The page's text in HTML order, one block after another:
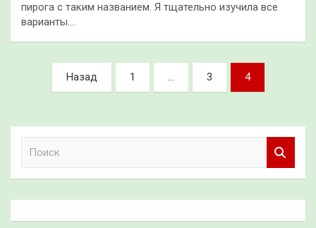
пирога с таким названием. Я тщательно изучила все
варианты.…
Пагинация
записей
Назад 1 … 3 4
к